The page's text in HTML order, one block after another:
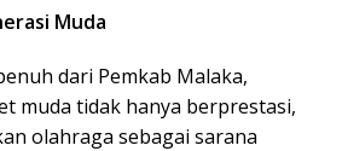
Muda
dari Pemkab Malaka,
muda tidak hanya berprestasi,
olahraga sebagai sarana